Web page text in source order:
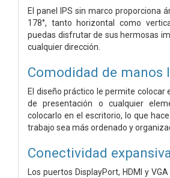
El panel IPS sin marco proporciona
178°, tanto horizontal como
puedas disfrutar de sus hermosas
cualquier dirección.
Comodidad de manos
El diseño práctico le permite colocar
de presentación o cualquier
colocarlo en el escritorio, lo que
trabajo sea más ordenado y
Conectividad
Los puertos DisplayPort, HDMI y